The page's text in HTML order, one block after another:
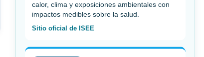
calor, clima y exposiciones ambientales con
impactos medibles sobre la salud.
Sitio oficial de ISEE